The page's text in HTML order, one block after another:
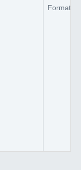
Formato